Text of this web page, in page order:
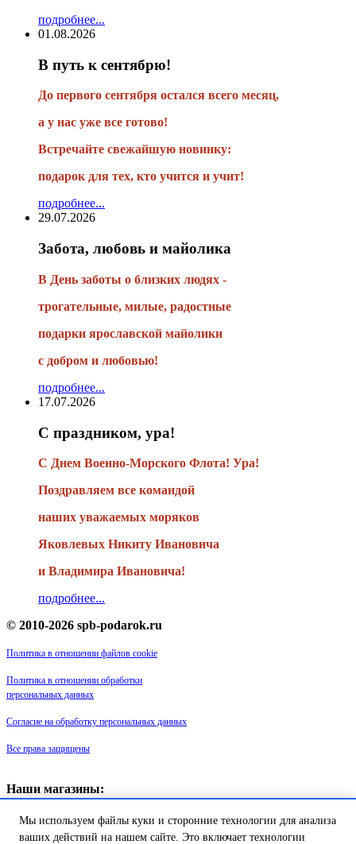
подробнее...
01.08.2026
В путь к сентябрю!
До первого сентября остался всего месяц,
а у нас уже все готово!
Встречайте свежайшую новинку:
подарок для тех, кто учится и учит!
подробнее...
29.07.2026
Забота, любовь и майолика
В День заботы о близких людях -
трогательные, милые, радостные
подарки ярославской майолики
с добром и любовью!
подробнее...
17.07.2026
С праздником, ура!
С Днем Военно-Морского Флота! Ура!
Поздравляем все командой
наших уважаемых моряков
Яковлевых Никиту Ивановича
и Владимира Ивановича!
подробнее...
© 2010-2026 spb-podarok.ru
Политика в отношении файлов cookie
Политика в отношении обработки
персональных данных
Согласие на обработку персональных данных
Все права защищены
Наши магазины:
ДК им. Крупской, 1 этаж зал «Синий»
Магазин «Сувенир Кронштадта» - г. Кронштадт, ул. Петровская дом
Мы используем файлы куки и сторонние технологии для анализа
ваших действий на нашем сайте. Это включает технологии